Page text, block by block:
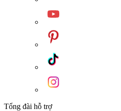
Tổng đài hỗ trợ